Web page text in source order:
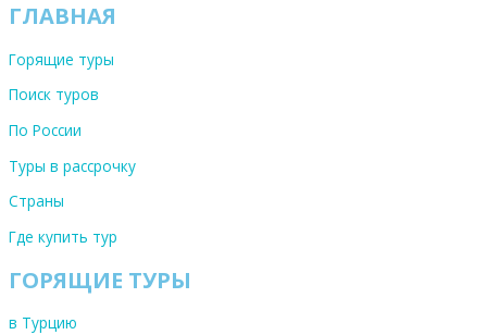
ГЛАВНАЯ
Горящие туры
Поиск туров
По России
Туры в рассрочку
Страны
Где купить тур
ГОРЯЩИЕ ТУРЫ
в Турцию